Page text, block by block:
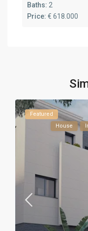
Baths: 2
Price:€ 618.000
Featured
House